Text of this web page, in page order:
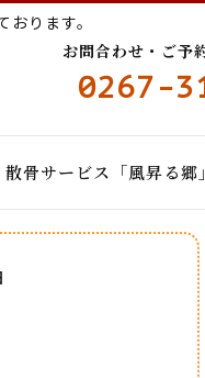
ります。
お問合わせ・ご
0267-
散骨サービス「風昇る郷」